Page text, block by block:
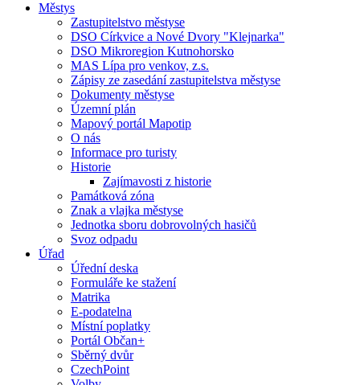
Městys
Zastupitelstvo městyse
DSO Církvice a Nové Dvory "Klejnarka"
DSO Mikroregion Kutnohorsko
MAS Lípa pro venkov, z.s.
Zápisy ze zasedání zastupitelstva městyse
Dokumenty městyse
Územní plán
Mapový portál Mapotip
O nás
Informace pro turisty
Historie
Zajímavosti z historie
Památková zóna
Znak a vlajka městyse
Jednotka sboru dobrovolných hasičů
Svoz odpadu
Úřad
Úřední deska
Formuláře ke stažení
Matrika
E-podatelna
Místní poplatky
Portál Občan+
Sběrný dvůr
CzechPoint